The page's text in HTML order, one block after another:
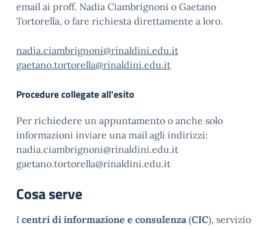
email ai proff. Nadia Ciambrignoni o Gaetano
Tortorella, o fare richiesta direttamente a loro.
nadia.ciambrignoni@rinaldini.edu.it
gaetano.tortorella@rinaldini.edu.it
Procedure collegate all'esito
Per richiedere un appuntamento o anche solo
informazioni inviare una mail agli indirizzi:
nadia.ciambrignoni@rinaldini.edu.it
gaetano.tortorella@rinaldini.edu.it
Cosa serve
I centri di informazione e consulenza(CIC), servizio